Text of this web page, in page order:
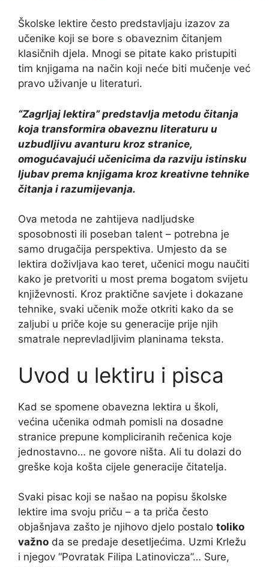
Školske lektire često predstavljaju izazov za
učenike koji se bore s obaveznim čitanjem
klasičnih djela. Mnogi se pitate kako pristupiti
tim knjigama na način koji neće biti mučenje već
pravo uživanje u literaturi.
“Zagrljaj lektira” predstavlja metodu čitanja
koja transformira obaveznu literaturu u
uzbudljivu avanturu kroz stranice,
omogućavajući učenicima da razviju istinsku
ljubav prema knjigama kroz kreativne tehnike
čitanja i razumijevanja.
Ova metoda ne zahtijeva nadljudske
sposobnosti ili poseban talent – potrebna je
samo drugačija perspektiva. Umjesto da se
lektira doživljava kao teret, učenici mogu naučiti
kako je pretvoriti u most prema bogatom svijetu
književnosti. Kroz praktične savjete i dokazane
tehnike, svaki učenik može otkriti kako da se
zaljubi u priče koje su generacije prije njih
smatrale neprevladljivim planinama teksta.
Uvod u lektiru i pisca
Kad se spomene obavezna lektira u školi,
većina učenika odmah pomisli na dosadne
stranice prepune kompliciranih rečenica koje
jednostavno… ne govore ništa. Ali tu dolazi do
greške koja košta cijele generacije čitatelja.
Svaki pisac koji se našao na popisu školske
lektire ima svoju priču – a ta priča često
objašnjava zašto je njihovo djelo postalo toliko
važno da se predaje desetljećima. Uzmi Krležu
i njegov “Povratak Filipa Latinovicza”… Sure,